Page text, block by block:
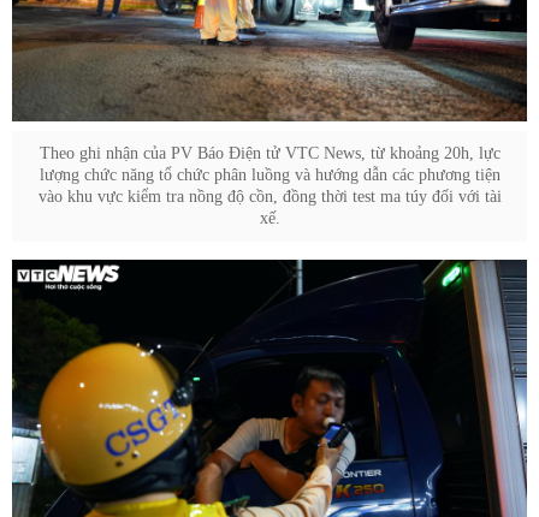
Theo ghi nhận của PV Báo Điện tử VTC News, từ khoảng 20h, lực
lượng chức năng tổ chức phân luồng và hướng dẫn các phương tiện
vào khu vực kiểm tra nồng độ cồn, đồng thời test ma túy đối với tài
xế.